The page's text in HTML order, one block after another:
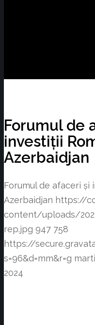
Forumul de
investiții
Azerbaidjan
Forumul de afaceri și
Azerbaidjan https://
content/uploads/
rep.jpg 947 758
https://
s=96&d=mm&r=g
2024